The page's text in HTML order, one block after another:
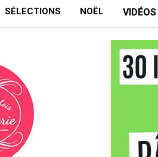
SÉLECTIONS NOËL VIDÉOS